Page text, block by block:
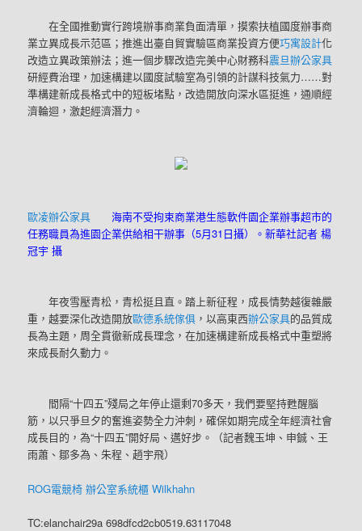
在全國推動實行跨境辦事商業負面清單，摸索扶植國度辦事商
業立異成長示范區；推進出臺自貿實驗區商業投資方便巧寓設計化
改造立異政策辦法；進一個步驟改造完美中心財務科震旦辦公家具
研經費治理，加速構建以國度試驗室為引領的計謀科技氣力……對
準構建新成長格式中的短板堵點，改造開放向深水區挺進，通順經
濟輪迴，激起經濟潛力。
歐凌辦公家具 海南不受拘束商業港生態軟件園企業辦事超市的
任務職員為進園企業供給相干辦事（5月31日攝）。新華社記者 楊
冠宇 攝
年夜雪壓青松，青松挺且直。踏上新征程，成長情勢越復雜嚴
重，越要深化改造開放歐德系統傢俱 ，以高東西辦公家具的品質成
長為主題，周全貫徹新成長理念，在加速構建新成長格式中重塑將
來成長耐久動力。
間隔“十四五”殘局之年停止還剩70多天，我們要堅持甦醒腦
筋，以只爭旦夕的奮進姿勢全力沖刺，確保如期完成全年經濟社會
成長目的，為“十四五”開好局、邁好步。（記者魏玉坤、申鋮、王
雨蕭、鄒多為、朱程、趙宇飛）
ROG電競椅 辦公室系統櫃 Wilkhahn
TC:elanchair29a 698dfcd2cb0519.63117048